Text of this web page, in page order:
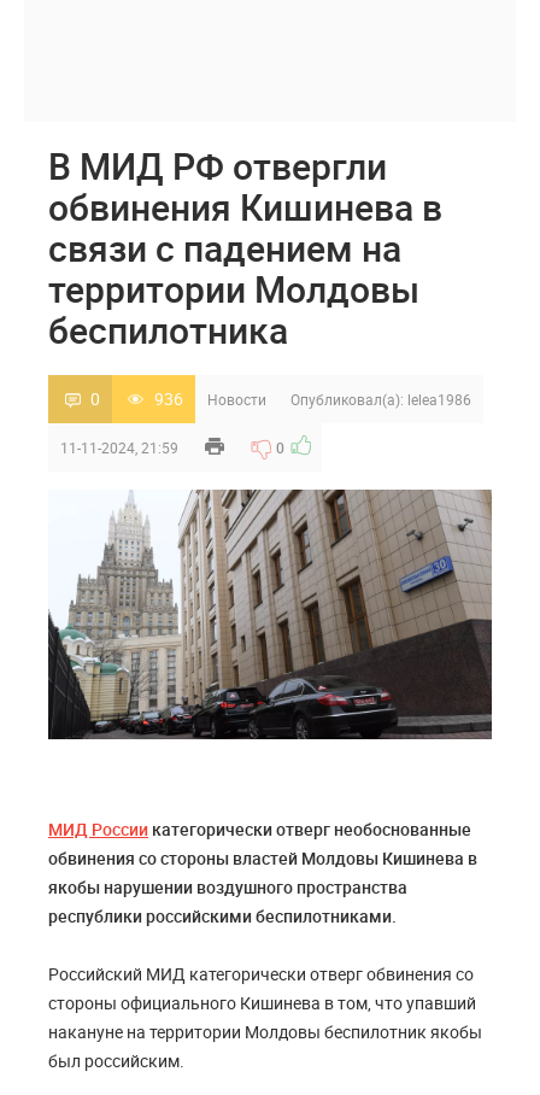
В МИД РФ отвергли
обвинения Кишинева в
связи с падением на
территории Молдовы
беспилотника
0 936 Новости Опубликовал(а): lelea1986
11-11-2024, 21:59 0
МИД России категорически отверг необоснованные
обвинения со стороны властей Молдовы Кишинева в
якобы нарушении воздушного пространства
республики российскими беспилотниками.
Российский МИД категорически отверг обвинения со
стороны официального Кишинева в том, что упавший
накануне на территории Молдовы беспилотник якобы
был российским.